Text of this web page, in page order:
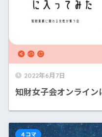
2022年6月7日
知財女子会オンライン
４コマ